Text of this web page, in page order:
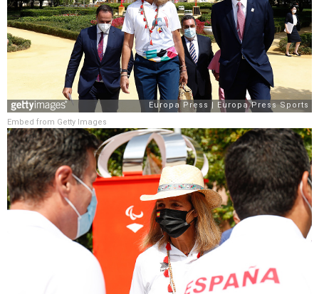
Embed from Getty Images